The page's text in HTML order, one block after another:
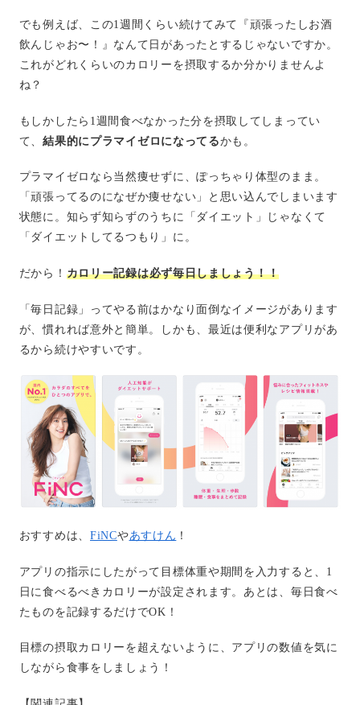
でも例えば、この1週間くらい続けてみて『頑張ったしお酒
飲んじゃお〜！』なんて日があったとするじゃないですか。
これがどれくらいのカロリーを摂取するか分かりませんよ
ね？
もしかしたら1週間食べなかった分を摂取してしまってい
て、結果的にプラマイゼロになってるかも。
プラマイゼロなら当然痩せずに、ぽっちゃり体型のまま。
「頑張ってるのになぜか痩せない」と思い込んでしまいます
状態に。知らず知らずのうちに「ダイエット」じゃなくて
「ダイエットしてるつもり」に。
だから！ カロリー記録は必ず毎日しましょう！！
「毎日記録」ってやる前はかなり面倒なイメージがあります
が、慣れれば意外と簡単。しかも、最近は便利なアプリがあ
るから続けやすいです。
おすすめは、 FiNCやあすけん ！
アプリの指示にしたがって目標体重や期間を入力すると、1
日に食べるべきカロリーが設定されます。あとは、毎日食べ
たものを記録するだけでOK！
目標の摂取カロリーを超えないように、アプリの数値を気に
しながら食事をしましょう！